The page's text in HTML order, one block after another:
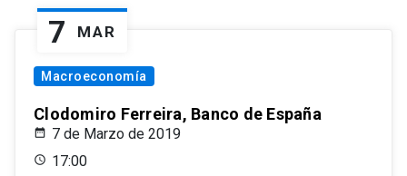
7 MAR
Macroeconomía
Clodomiro Ferreira, Banco de España
7 de Marzo de 2019
17:00